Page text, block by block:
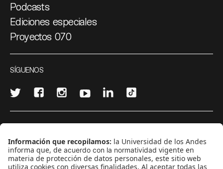
Podcasts
Ediciones especiales
Proyectos 070
SÍGUENOS
CONTÁCTANOS
cerosetenta@uniandes.edu.co